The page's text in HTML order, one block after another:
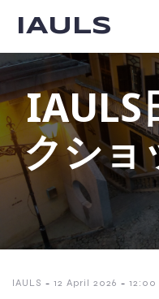
IAULS
クショ
IAULS - 12 April 2026 - 12:00